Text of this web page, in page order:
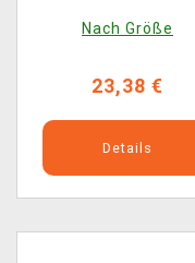
Nach Größe
23,38 €
Details